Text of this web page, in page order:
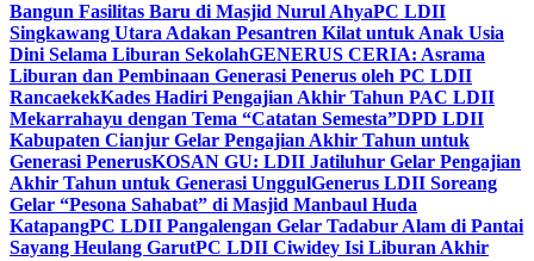
Bangun Fasilitas Baru di Masjid Nurul AhyaPC LDII
Singkawang Utara Adakan Pesantren Kilat untuk Anak Usia
Dini Selama Liburan SekolahGENERUS CERIA: Asrama
Liburan dan Pembinaan Generasi Penerus oleh PC LDII
RancaekekKades Hadiri Pengajian Akhir Tahun PAC LDII
Mekarrahayu dengan Tema “Catatan Semesta”DPD LDII
Kabupaten Cianjur Gelar Pengajian Akhir Tahun untuk
Generasi PenerusKOSAN GU: LDII Jatiluhur Gelar Pengajian
Akhir Tahun untuk Generasi UnggulGenerus LDII Soreang
Gelar “Pesona Sahabat” di Masjid Manbaul Huda
KatapangPC LDII Pangalengan Gelar Tadabur Alam di Pantai
Sayang Heulang GarutPC LDII Ciwidey Isi Liburan Akhir